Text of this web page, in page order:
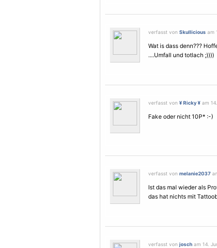
verfasst von Skullicious am
Wat is dass denn???
....Umfall und totlach ;))))
verfasst von ¥ Ricky ¥ am
Fake oder nicht 10P* :-)
verfasst von melanie2037
Ist das mal wieder als
das hat nichts mit
verfasst von josch am 14.